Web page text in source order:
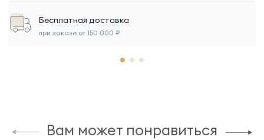
Бесплатная доставка
при заказе от 150 000 ₽
Вам может понравиться